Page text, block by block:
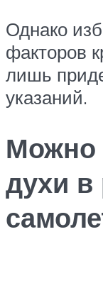
Однако
факторов
лишь
указаний.
Можно
духи в